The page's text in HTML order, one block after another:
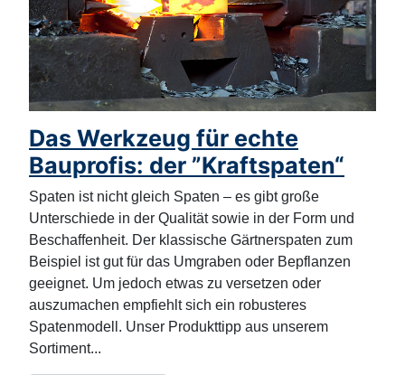
Das Werkzeug für echte
Bauprofis: der ”Kraftspaten“
Spaten ist nicht gleich Spaten – es gibt große
Unterschiede in der Qualität sowie in der Form und
Beschaffenheit. Der klassische Gärtnerspaten zum
Beispiel ist gut für das Umgraben oder Bepflanzen
geeignet. Um jedoch etwas zu versetzen oder
auszumachen empfiehlt sich ein robusteres
Spatenmodell. Unser Produkttipp aus unserem
Sortiment...